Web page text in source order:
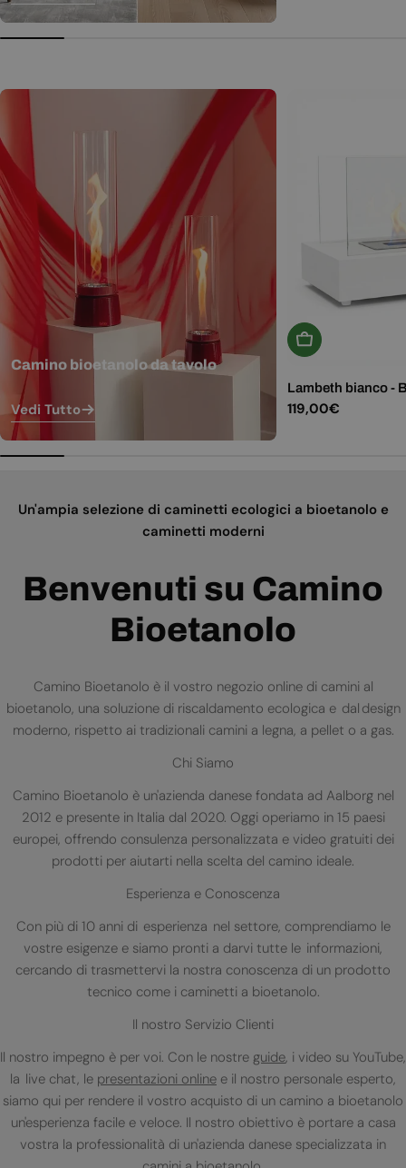
Camino bioetanolo da tavolo
Vedi Tutto
Aggiungi Al
Lambeth bianco -
Prezzo
119,00€
Un'ampia selezione di caminetti ecologici a bioetanolo e
caminetti moderni
Benvenuti su Camino
Bioetanolo
Camino Bioetanolo è il vostro negozio online di camini al
bioetanolo, una soluzione di riscaldamento ecologica e dal design
moderno, rispetto ai tradizionali camini a legna, a pellet o a gas.
Chi Siamo
Camino Bioetanolo è un'azienda danese fondata ad Aalborg nel
2012 e presente in Italia dal 2020. Oggi operiamo in 15 paesi
europei, offrendo consulenza personalizzata e video gratuiti dei
prodotti per aiutarti nella scelta del camino ideale.
Esperienza e Conoscenza
Con più di 10 anni di esperienza nel settore, comprendiamo le
vostre esigenze e siamo pronti a darvi tutte le informazioni,
cercando di trasmettervi la nostra conoscenza di un prodotto
tecnico come i caminetti a bioetanolo.
Il nostro Servizio Clienti
Il nostro impegno è per voi. Con le nostre guide, i video su YouTube,
la live chat, le presentazioni online e il nostro personale esperto,
siamo qui per rendere il vostro acquisto di un camino a bioetanolo
un'esperienza facile e veloce. Il nostro obiettivo è portare a casa
vostra la professionalità di un'azienda danese specializzata in